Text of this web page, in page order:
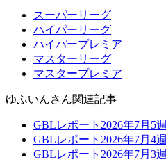
スーパーリーグ
ハイパーリーグ
ハイパープレミア
マスターリーグ
マスタープレミア
ゆふいんさん関連記事
GBLレポート2026年7月5週
GBLレポート2026年7月4週
GBLレポート2026年7月3週